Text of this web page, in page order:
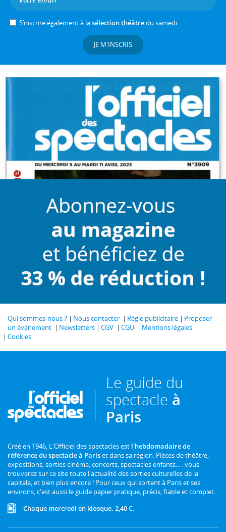
S’inscrire également à lasélection théâtredu samedi
JE M'INSCRIS
Qui sommes-nous ? Nous contacter Régie publicitaire
Proposer
un événement
Newsletters CGV CGU
Mentions légales
Cookies
Le guide du
spectacle à
Paris
Créé en 1946, L'Officiel des spectacles est l'hebdomadaire de
référence du spectacle à Pariset dans sa région. Pièces de théâtre,
expositions, sorties cinéma, concerts, spectacles enfants... : vous
trouverez sur ce site toute l'actualité des sorties culturelles de la
capitale, et bien plus encore ! Pour ceux qui sortent à Paris et ses
environs, c'est aussi le guide papier pratique, précis, fiable et complet.
Chaque mercredi en kiosque. 2,40 €.